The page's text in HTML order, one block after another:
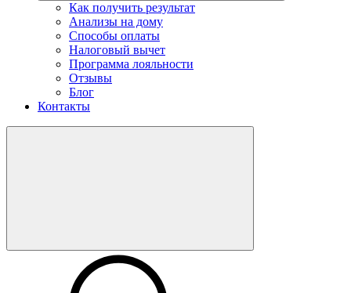
Как получить результат
Анализы на дому
Способы оплаты
Налоговый вычет
Программа лояльности
Отзывы
Блог
Контакты